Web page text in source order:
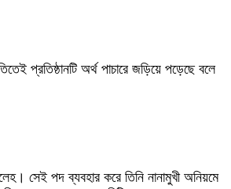
প্রতিষ্ঠানটি অর্থ পাচারে জড়িয়ে পড়েছে বলে
সেই পদ ব্যবহার করে তিনি নানামুখী অনিয়মে